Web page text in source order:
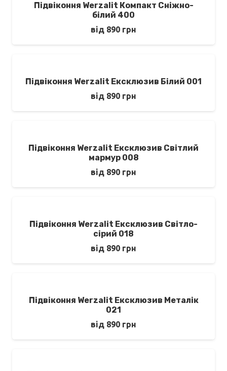
Підвіконня Werzalit Компакт Сніжно-
білий 400
від 890 грн
Підвіконня Werzalit Ексклюзив Білий 001
від 890 грн
Підвіконня Werzalit Ексклюзив Світлий
мармур 008
від 890 грн
Підвіконня Werzalit Ексклюзив Світло-
сірий 018
від 890 грн
Підвіконня Werzalit Ексклюзив Металік
021
від 890 грн